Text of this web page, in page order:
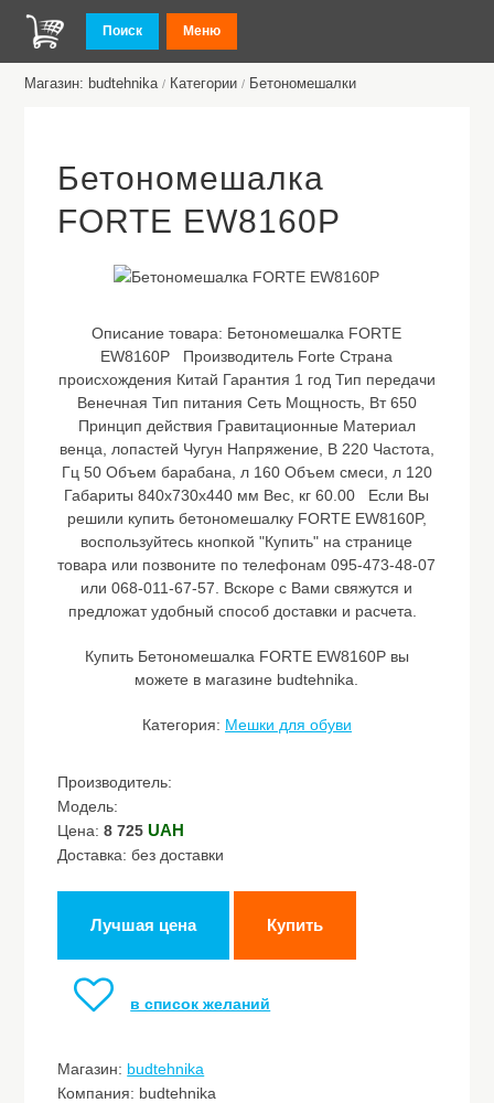
Поиск Меню
Магазин: budtehnika / Категории / Бетономешалки
Бетономешалка
FORTE EW8160P
Описание товара: Бетономешалка FORTE
EW8160P Производитель Forte Страна
происхождения Китай Гарантия 1 год Тип передачи
Венечная Тип питания Сеть Мощность, Вт 650
Принцип действия Гравитационные Материал
венца, лопастей Чугун Напряжение, В 220 Частота,
Гц 50 Объем барабана, л 160 Объем смеси, л 120
Габариты 840х730х440 мм Вес, кг 60.00 Если Вы
решили купить бетономешалку FORTE EW8160P,
воспользуйтесь кнопкой "Купить" на странице
товара или позвоните по телефонам 095-473-48-07
или 068-011-67-57. Вскоре с Вами свяжутся и
предложат удобный способ доставки и расчета.
Купить Бетономешалка FORTE EW8160P вы
можете в магазине budtehnika.
Категория: Мешки для обуви
Производитель:
Модель:
Цена:8 725UAH
Доставка: без доставки
Лучшая цена Купить
в список желаний
Магазин: budtehnika
Компания: budtehnika